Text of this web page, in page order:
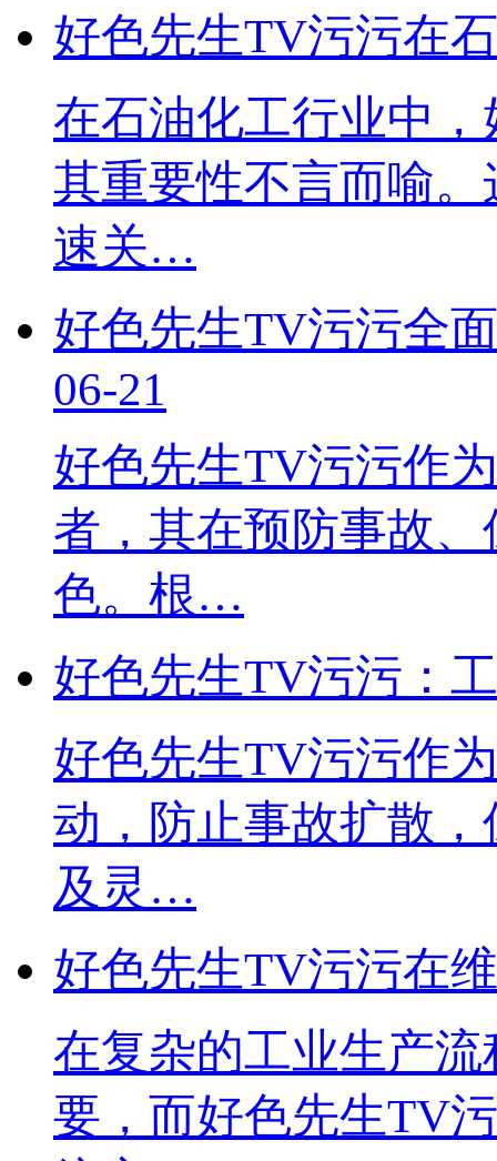
好色先生TV污污在
在石油化工行业中
其重要性不言而喻
速关…
好色先生TV污污全面解
06-21
好色先生TV污污作
者，其在预防事故
色。根…
好色先生TV污污：
好色先生TV污污作为
动，防止事故扩散
及灵…
好色先生TV污污在
在复杂的工业生产流
要，而好色先生